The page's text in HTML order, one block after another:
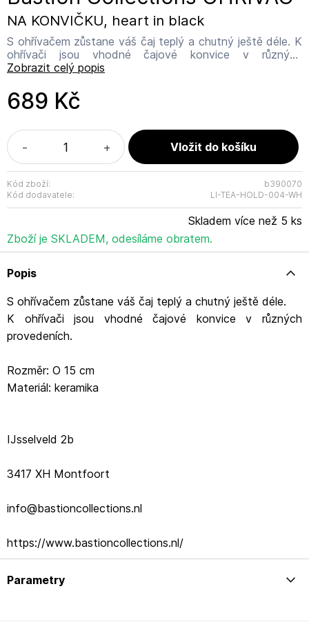
NA KONVIČKU, heart in black
S ohřívačem zůstane váš čaj teplý a chutný ještě déle. K
ohřívači jsou vhodné čajové konvice v různých
provedeních. Rozměr: O 15 cm Materiál: keramika
info@bastioncollections.nl
https://www.bastioncollections.nl/
Zobrazit celý popis
689 Kč
- +
Kód zboží:
b390070
Kód dodavatele:
LI-TEA-HOLD-004-WH
Skladem více než 5 ks
Zboží je SKLADEM, odesíláme obratem.
Popis
S ohřívačem zůstane váš čaj teplý a chutný ještě déle.
K ohřívači jsou vhodné čajové konvice v různých
provedeních.
Rozměr: O 15 cm
Materiál: keramika
IJsselveld 2b
3417 XH Montfoort
info@bastioncollections.nl
https://www.bastioncollections.nl/
Parametry